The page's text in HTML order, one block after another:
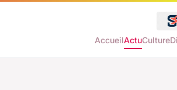
AccueilActuCulture